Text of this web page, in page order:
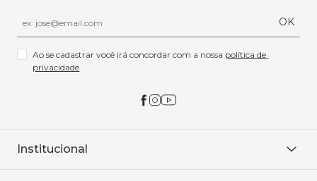
OK
Ao se cadastrar você irá concordar com a nossa política de
privacidade
Institucional